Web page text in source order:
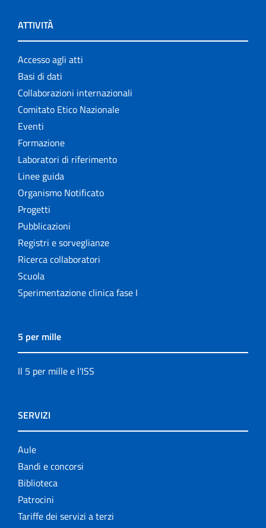
ATTIVITÀ
Accesso agli atti
Basi di dati
Collaborazioni internazionali
Comitato Etico Nazionale
Eventi
Formazione
Laboratori di riferimento
Linee guida
Organismo Notificato
Progetti
Pubblicazioni
Registri e sorveglianze
Ricerca collaboratori
Scuola
Sperimentazione clinica fase I
5 per mille
Il 5 per mille e l'ISS
SERVIZI
Aule
Bandi e concorsi
Biblioteca
Patrocini
Tariffe dei servizi a terzi